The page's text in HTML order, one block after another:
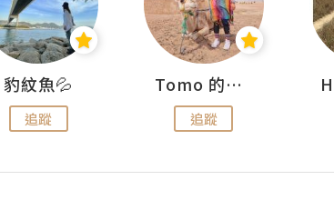
豹紋魚💦
追蹤
Tomo 的快樂宇宙
追蹤